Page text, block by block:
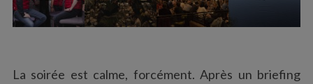
La soirée est calme, forcément. Après un briefing